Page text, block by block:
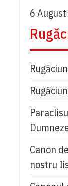
6 August
Canon
nostru